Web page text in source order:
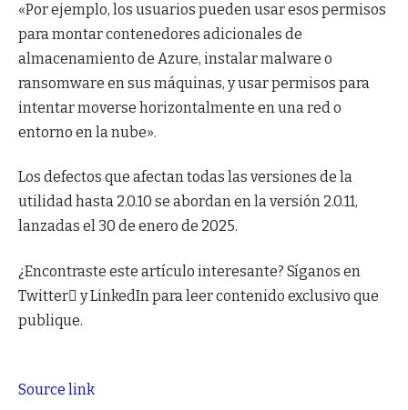
«Por ejemplo, los usuarios pueden usar esos permisos
para montar contenedores adicionales de
almacenamiento de Azure, instalar malware o
ransomware en sus máquinas, y usar permisos para
intentar moverse horizontalmente en una red o
entorno en la nube».
Los defectos que afectan todas las versiones de la
utilidad hasta 2.0.10 se abordan en la versión 2.0.11,
lanzadas el 30 de enero de 2025.
¿Encontraste este artículo interesante? Síganos en
Twitter y LinkedIn para leer contenido exclusivo que
publique.
Source link